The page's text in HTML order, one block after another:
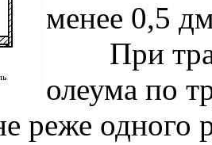
менее 0,5
При
олеума по
реже одного